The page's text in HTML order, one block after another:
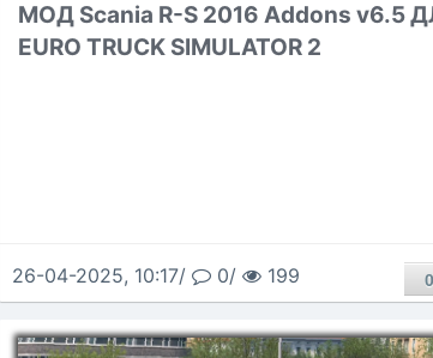
МОД Scania R-S 2016 Addons v6.5
EURO TRUCK SIMULATOR 2
26-04-2025, 10:17/ 0/ 199 0